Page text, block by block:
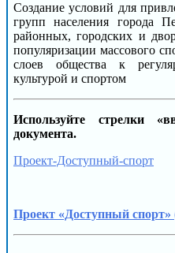
Создание условий для
групп населения города
районных, городских и
популяризации массового
слоев общества к
культурой и спортом
Используйте стрелки
документа.
Проект-Доступный-спорт
Проект «Доступный